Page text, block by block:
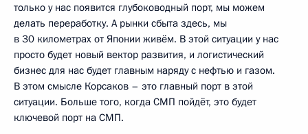
только у нас появится глубоководный порт, мы можем
делать переработку. А рынки сбыта здесь, мы
в 30 километрах от Японии живём. В этой ситуации у нас
просто будет новый вектор развития, и логистический
бизнес для нас будет главным наряду с нефтью и газом.
В этом смысле Корсаков – это главный порт в этой
ситуации. Больше того, когда СМП пойдёт, это будет
ключевой порт на СМП.